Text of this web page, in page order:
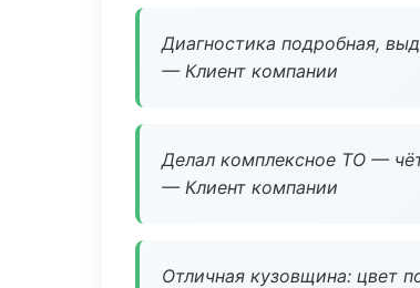
Диагностика подробная,
— Клиент компании
Делал комплексное ТО —
— Клиент компании
Отличная кузовщина: цвет